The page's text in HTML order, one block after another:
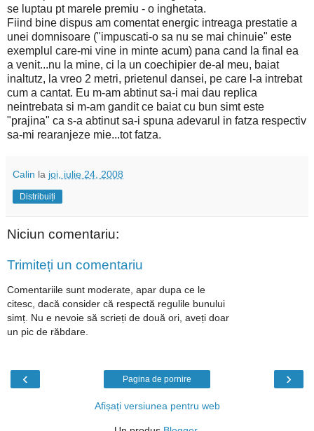
se luptau pt marele premiu - o inghetata.
Fiind bine dispus am comentat energic intreaga prestatie a
unei domnisoare ("impuscati-o sa nu se mai chinuie" este
exemplul care-mi vine in minte acum) pana cand la final ea
a venit...nu la mine, ci la un coechipier de-al meu, baiat
inaltutz, la vreo 2 metri, prietenul dansei, pe care l-a intrebat
cum a cantat. Eu m-am abtinut sa-i mai dau replica
neintrebata si m-am gandit ce baiat cu bun simt este
"prajina" ca s-a abtinut sa-i spuna adevarul in fatza respectiv
sa-mi rearanjeze mie...tot fatza.
Calin la joi, iulie 24, 2008
Distribuiți
Niciun comentariu:
Trimiteți un comentariu
Comentariile sunt moderate, apar dupa ce le
citesc, dacă consider că respectă regulile bunului
simț. Nu e nevoie să scrieți de două ori, aveți doar
un pic de răbdare.
‹ ›
Pagina de pornire
Afișați versiunea pentru web